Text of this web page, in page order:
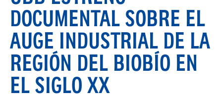
DOCUMENTAL SOBRE EL
AUGE INDUSTRIAL DE LA
REGIÓN DEL BIOBÍO EN
EL SIGLO XX